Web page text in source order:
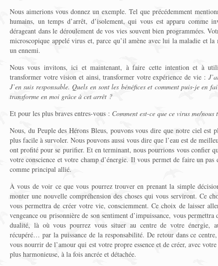
Nous aimerions vous donnez un exemple. Tel que précédemment
humains, un temps d’arrêt, d’isolement, qui vous est apparu comme
dérageant dans le déroulement de vos vies souvent bien programmées.
microscopique appelé virus et, parce qu’il amène avec lui la maladie et
un ennemi.
Nous vous invitons, ici et maintenant, à faire cette intention et à
transformer votre vision et ainsi, transformer votre expérience de vie :
J’en suis responsable. Quels en sont les bénéfices et comment puis-je en
transforme en moi grâce à cet arrêt ?
Et pour les plus braves entres-vous : Comment est-ce que ce virus me/
Nous, du Peuple des Hérons Bleus, pouvons vous dire que notre ciel est
plus facile à survoler. Nous pouvons aussi vous dire que l’eau est de
ont profité pour se purifier. Et en terminant, nous pourrions vous confier
votre conscience et votre champ d’énergie. Il vous permet de faire un pas
comme principal allié.
À vous de voir ce que vous pourrez trouver en prenant la simple
monter une nouvelle compréhension des choses qui vous serviront. Ce
vous permettra de créer votre vie, consciemment. Ce choix de laisser
vengeance ou prisonnière de son sentiment d’impuissance, vous
dualité, là où vous pourrez vous situer au centre de votre énergie,
récupéré… par la puissance de la responsabilité. De retour dans ce
vous nourrir de l’amour qui est votre propre essence et de créer, avec
plus harmonieuse, à la fois ancrée et détachée.